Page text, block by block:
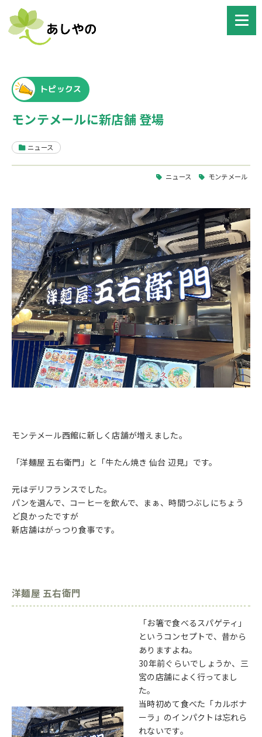
トピックス
モンテメールに新店舗 登場
ニュース
ニュース モンテメール
モンテメール西館に新しく店舗が増えました。
「洋麺屋 五右衛門」と「牛たん焼き 仙台 辺見」です。
元はデリフランスでした。
パンを選んで、コーヒーを飲んで、まぁ、時間つぶしにちょう
ど良かったですが
新店舗はがっつり食事です。
洋麺屋 五右衛門
「お箸で食べるスパゲティ」
というコンセプトで、昔から
ありますよね。
30年前ぐらいでしょうか、三
宮の店舗によく行ってまし
た。
当時初めて食べた「カルボナ
ーラ」のインパクトは忘れら
れないです。